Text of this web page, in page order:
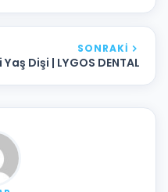
SONRAKI
Dişi | LYGOS DENTAL